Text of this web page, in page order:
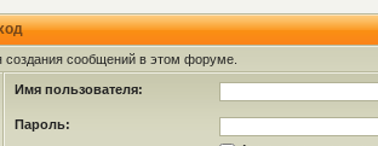
создания сообщений в этом форуме.
Имя пользователя:
Пароль: